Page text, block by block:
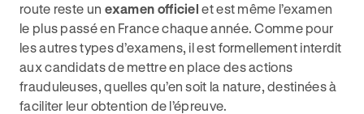
route reste un examen officiel et est même l’examen
le plus passé en France chaque année. Comme pour
les autres types d’examens, il est formellement interdit
aux candidats de mettre en place des actions
frauduleuses, quelles qu’en soit la nature, destinées à
faciliter leur obtention de l’épreuve.